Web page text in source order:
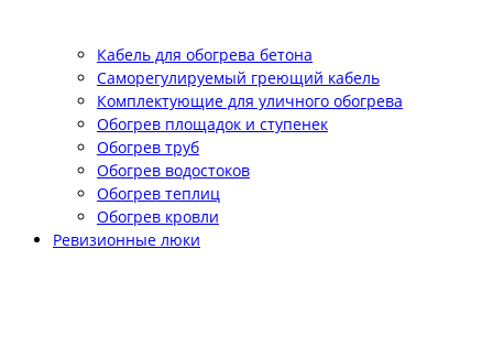
Кабель для обогрева бетона
Саморегулируемый греющий кабель
Комплектующие для уличного обогрева
Обогрев площадок и ступенек
Обогрев труб
Обогрев водостоков
Обогрев теплиц
Обогрев кровли
Ревизионные люки